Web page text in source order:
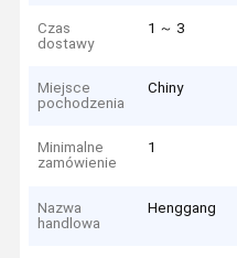
Czas
dostawy
1 ～ 3
Miejsce
pochodzenia
Chiny
Minimalne
zamówienie
1
Nazwa
handlowa
Henggang